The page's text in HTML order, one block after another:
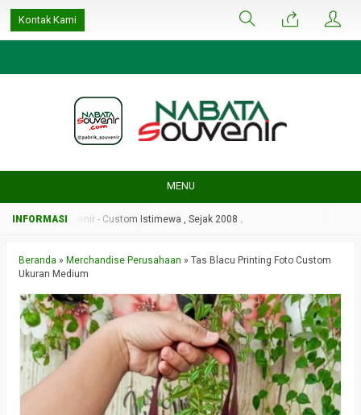
google-site-
verification=ulGFAYaRwT3xFs4fCyDEYtZPCSlyYvbOPvhRRObUW-A
Kontak Kami
MENU
Nabata Souvenir - Custom Istimewa , Sejak 2008 .
Beranda » Merchandise Perusahaan » Tas Blacu Printing Foto Custom
Ukuran Medium